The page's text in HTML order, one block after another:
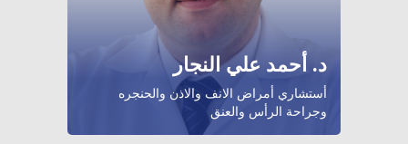
د. أحمد علي النجار
أستشاري أمراض الانف والاذن والحنجره
وجراحة الرأس والعنق